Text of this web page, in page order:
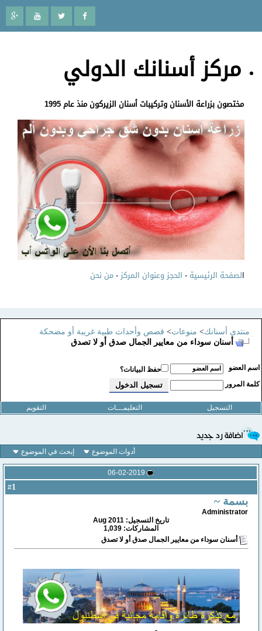
مركز أسنانك الدولي
مختصون بزراعة الأسنان وتركيبات أسنان الزيركون منذ عام 1995
لصفحة الرئيسية-الحجز وعنوان المركز-من نحن
منتدى أسنانك>منوعات>قصص وأحداث طبية غريبة أو مضحكة
أسنان سوداء من معايير الجمال صدق أو لا تصدق
اسم العضو
حفظ البيانات؟
كلمة المرور
التسجيل التعليمـــات التقويم
أدوات الموضوع إبحث في الموضوع
06-02-2019
بسمة ~
Administrator
تاريخ التسجيل: Aug 2011
المشاركات: 1,039
أسنان سوداء من معايير الجمال صدق أو لا تصدق